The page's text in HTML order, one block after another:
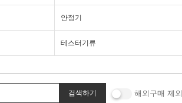
안정기
테스터기류
해외구매 제외